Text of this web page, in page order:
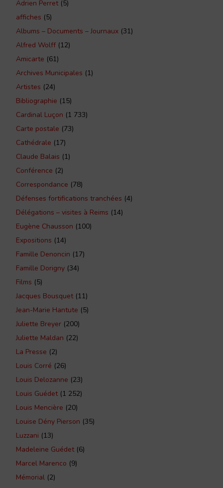
Adrien Perret(5)
affiches (5)
Albums – Documents – Journaux (31)
Alfred Wolff (12)
Amicarte (61)
Archives Municipales (1)
Artistes (24)
Bibliographie (15)
Cardinal Luçon (1 733)
Carte postale (73)
Cathédrale (17)
Claude Balais (1)
Conférence (2)
Correspondance (78)
Défenses fortifications tranchées (4)
Délégations – visites à Reims (14)
Eugène Chausson (100)
Expositions (14)
Famille Denoncin (17)
Famille Dorigny (34)
Films (5)
Jacques Bousquet(11)
Jean-Marie Hantute (5)
Juliette Breyer (200)
Juliette Maldan (22)
La Presse (2)
Louis Corré (26)
Louis Delozanne (23)
Louis Guédet(1 252)
Louis Mencière (20)
Louise Dény Pierson (35)
Luzzani (13)
Madeleine Guédet(6)
Marcel Marenco (9)
Mémorial (2)